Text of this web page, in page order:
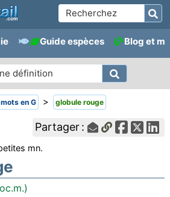
Guide espèces Blog et
en G > globule rouge
Partager :
mn.